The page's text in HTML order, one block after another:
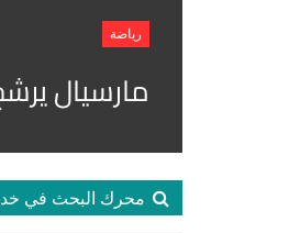
رياضة
مارسيال
محرك البحث في